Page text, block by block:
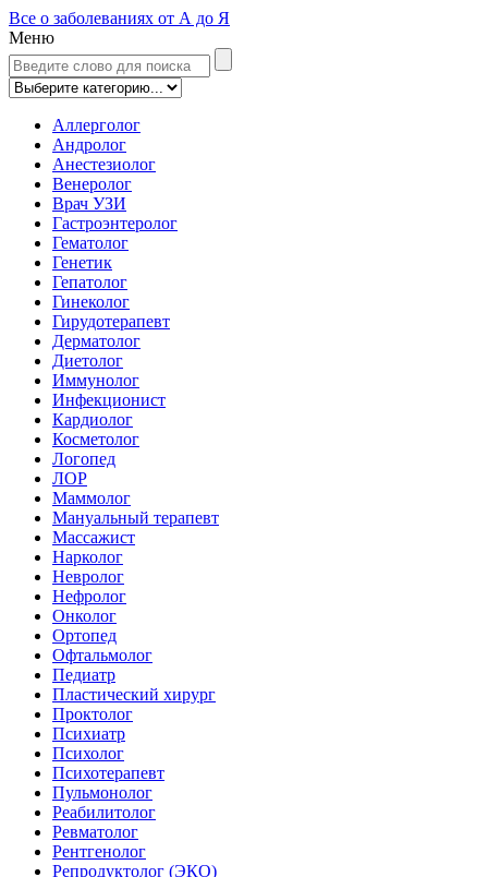
Все о заболеваниях от А до Я
Меню
Аллерголог
Андролог
Анестезиолог
Венеролог
Врач УЗИ
Гастроэнтеролог
Гематолог
Генетик
Гепатолог
Гинеколог
Гирудотерапевт
Дерматолог
Диетолог
Иммунолог
Инфекционист
Кардиолог
Косметолог
Логопед
ЛОР
Маммолог
Мануальный терапевт
Массажист
Нарколог
Невролог
Нефролог
Онколог
Ортопед
Офтальмолог
Педиатр
Пластический хирург
Проктолог
Психиатр
Психолог
Психотерапевт
Пульмонолог
Реабилитолог
Ревматолог
Рентгенолог
Репродуктолог (ЭКО)